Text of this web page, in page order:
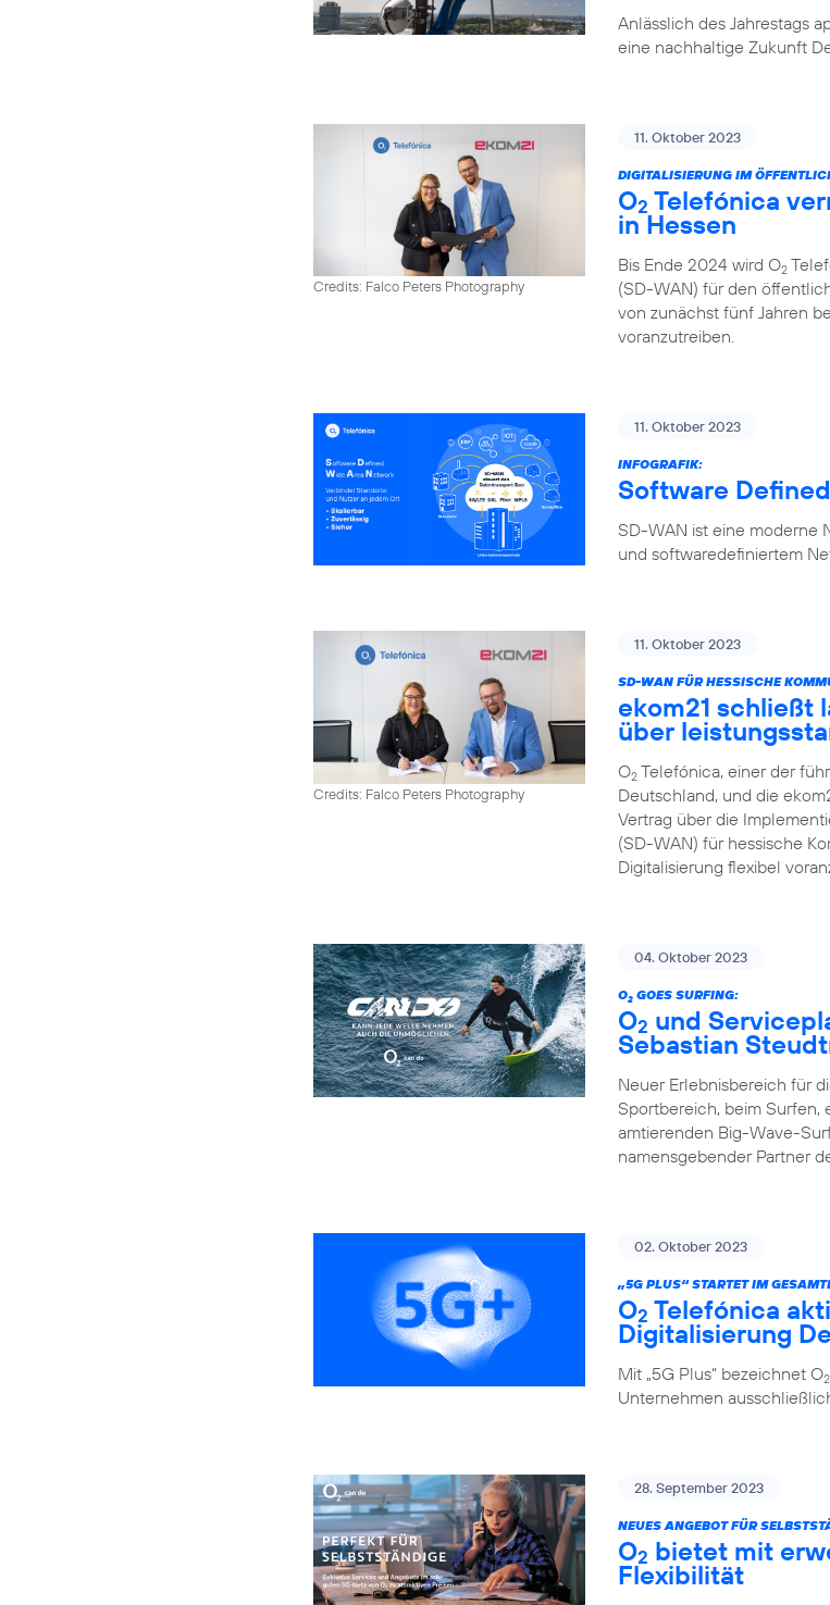
Anlässlich des Jahrestags
eine nachhaltige Zukunft
Credits: Falco Peters Photography
11. Oktober 2023
DIGITALISIERUNG IM
O2 Telefónica
in Hessen
Bis Ende 2024 wird O2
(SD-WAN) für den
von zunächst fünf Jahren
voranzutreiben.
11. Oktober 2023
INFOGRAFIK:
Software
SD-WAN ist eine moderne
und softwaredefiniertem
Credits: Falco Peters Photography
11. Oktober 2023
SD-WAN FÜR HESSISCHE
ekom21 schließt
über
O2 Telefónica, einer der
Deutschland, und die
Vertrag über die
(SD-WAN) für hessische
Digitalisierung flexibel
04. Oktober 2023
O2 GOES SURFING:
O2 und
Sebastian
Neuer Erlebnisbereich für
Sportbereich, beim Surfen,
amtierenden Big-Wave-
namensgebender Partner
02. Oktober 2023
„5G PLUS“ STARTET IM
O2 Telefónica
Digitalisierung
Mit „5G Plus“ bezeichnet O2
Unternehmen
28. September 2023
NEUES ANGEBOT FÜR
O2 bietet mit
Flexibilität